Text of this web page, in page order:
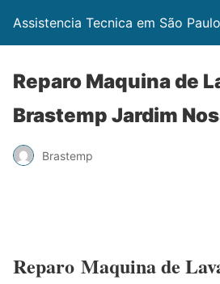
Assistencia Tecnica em São Paulo
Reparo Maquina de
Brastemp Jardim
Brastemp
Reparo Maquina de